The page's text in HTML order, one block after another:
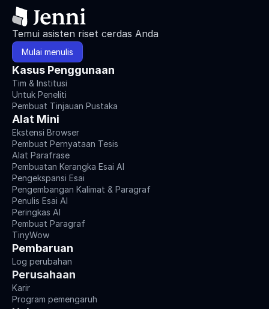
Temui asisten riset cerdas Anda
Mulai menulis
Kasus Penggunaan
Tim & Institusi
Untuk Peneliti
Pembuat Tinjauan Pustaka
Alat Mini
Ekstensi Browser
Pembuat Pernyataan Tesis
Alat Parafrase
Pembuatan Kerangka Esai AI
Pengekspansi Esai
Pengembangan Kalimat & Paragraf
Penulis Esai AI
Peringkas AI
Pembuat Paragraf
TinyWow
Pembaruan
Log perubahan
Perusahaan
Karir
Program pemengaruh